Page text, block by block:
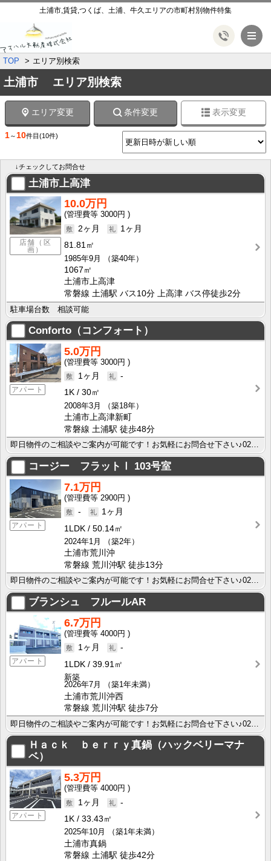
土浦市,賃貸,つくば、土浦、牛久エリアの市町村別物件特集
TOP エリア別検索
土浦市 エリア別検索
エリア変更 条件変更 表示変更
1～10件目 (10件)
↓チェックしてお問合せ
土浦市上高津
店舗（区
画）
10.0万円
3000円
2ヶ月
1ヶ月
81.81㎡
1985年9月
（築40年）
1067㎡
土浦市上高津
常磐線 土浦駅 バス10分 上高津 バス停徒歩2分
駐車場台数 相談可能
Conforto（コンフォート）
アパート
5.0万円
3000円
1ヶ月
-
1K
30㎡
2008年3月
（築18年）
土浦市上高津新町
常磐線 土浦駅 徒歩48分
即日物件のご相談やご案内が可能です！お気軽にお問合せ下さい♪029-863-3939
コージー フラットⅠ 103号室
アパート
7.1万円
2900円
-
1ヶ月
1LDK
50.14㎡
2024年1月
（築2年）
土浦市荒川沖
常磐線 荒川沖駅 徒歩13分
即日物件のご相談やご案内が可能です！お気軽にお問合せ下さい♪029-863-3939
ブランシュ フルールAR
アパート
6.7万円
4000円
1ヶ月
-
1LDK
39.91㎡
新築
2026年7月
（築1年未満）
土浦市荒川沖西
常磐線 荒川沖駅 徒歩7分
Ｈａｃｋ ｂｅｒｒｙ真鍋（ハックベリーマナ
ベ）
アパート
5.3万円
4000円
1ヶ月
-
1K
33.43㎡
2025年10月
（築1年未満）
土浦市真鍋
常磐線 土浦駅 徒歩42分